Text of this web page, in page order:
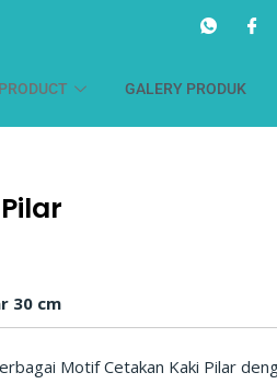
GALERY PRODUK
30 cm
Motif Cetakan Kaki Pilar